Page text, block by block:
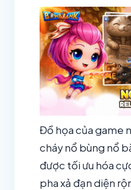
Đồ họa của game
cháy nổ bùng nổ
được tối ưu hóa
pha xả đạn diện